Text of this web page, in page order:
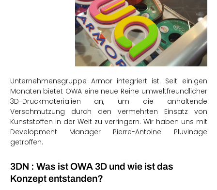
Unternehmensgruppe Armor integriert ist. Seit einigen
Monaten bietet OWA eine neue Reihe umweltfreundlicher
3D-Druckmaterialien an, um die anhaltende
Verschmutzung durch den vermehrten Einsatz von
Kunststoffen in der Welt zu verringern. Wir haben uns mit
Development Manager Pierre-Antoine Pluvinage
getroffen.
3DN : Was ist OWA 3D und wie ist das
Konzept entstanden?